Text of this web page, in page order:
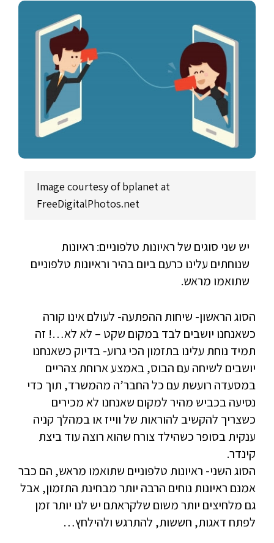
Image courtesy of bplanet at
FreeDigitalPhotos.net
יש שני סוגים של ראיונות טלפוניים: ראיונות
שנוחתים עלינו כרעם ביום בהיר וראיונות טלפוניים
שתואמו מראש.
הסוג הראשון- שיחות ההפתעה- לעולם אינו קורה
כשאנחנו יושבים לבד במקום שקט – לא לא…! זה
תמיד נוחת עלינו בתזמון הכי גרוע- בדיוק כשאנחנו
יושבים לשיחה עם הבוס, באמצע ארוחת צהריים
במסעדה רועשת עם כל החבר’ה מהמשרד, תוך כדי
נסיעה בכביש מהיר למקום שאנחנו לא מכירים
כשצריך להקשיב להוראות של ווייז או במהלך קניה
ענקית בסופר כשהילד צורח שהוא רוצה עוד ביצת
קינדר.
הסוג השני- ראיונות טלפוניים שתואמו מראש, הם כבר
אמנם ראיונות נוחים הרבה יותר מבחינת התזמון, אבל
גם מלחיצים יותר משום שלקראתם יש לנו יותר זמן
לפתח דאגות, חששות, להתרגש ולהילחץ…